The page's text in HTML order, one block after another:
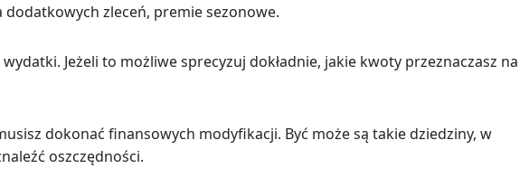
zleceń, premie sezonowe.
Jeżeli to możliwe sprecyzuj dokładnie, jakie kwoty przeznaczasz na
dokonać finansowych modyfikacji. Być może są takie dziedziny, w
oszczędności.